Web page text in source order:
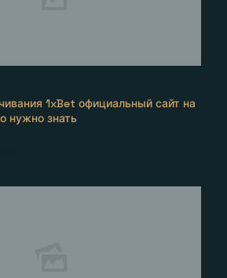
1xBet официальный сайт на
нужно знать